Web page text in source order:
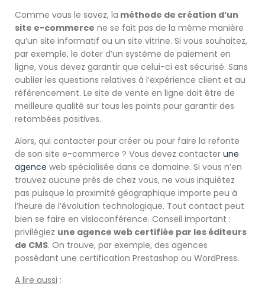
Comme vous le savez, la méthode de création d’un
site e-commerce ne se fait pas de la même manière
qu’un site informatif ou un site vitrine. Si vous souhaitez,
par exemple, le doter d’un système de paiement en
ligne, vous devez garantir que celui-ci est sécurisé. Sans
oublier les questions relatives à l’expérience client et au
référencement. Le site de vente en ligne doit être de
meilleure qualité sur tous les points pour garantir des
retombées positives.
Alors, qui contacter pour créer ou pour faire la refonte
de son site e-commerce ? Vous devez contacter une
agence web spécialisée dans ce domaine. Si vous n’en
trouvez aucune près de chez vous, ne vous inquiétez
pas puisque la proximité géographique importe peu à
l’heure de l’évolution technologique. Tout contact peut
bien se faire en visioconférence. Conseil important :
privilégiez une agence web certifiée par les éditeurs
de CMS. On trouve, par exemple, des agences
possédant une certification Prestashop ou WordPress.
A lire aussi :